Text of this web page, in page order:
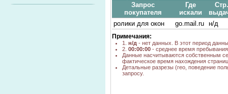
Запрос
покупателя
Где
искали
Стр.
ролики для окон
go.mail.ru н/д
Примечания:
1. н/д - нет данных. В этот период
2. 00:00:00 - среднее время
Данные насчитываются собственным
фактическое время нахождения
Детальные разрезы (гео, поведение
запросу.